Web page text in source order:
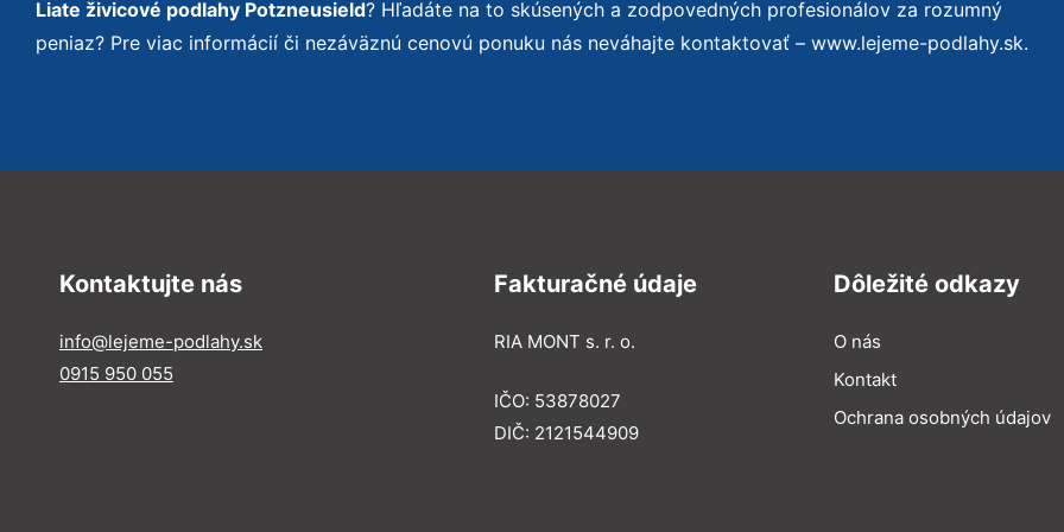
Liate živicové podlahy Potzneusield? Hľadáte na to skúsených a zodpovedných profesionálov za rozumný
peniaz? Pre viac informácií či nezáväznú cenovú ponuku nás neváhajte kontaktovať – www.lejeme-podlahy.sk.
Kontaktujte nás
info@lejeme-podlahy.sk
0915 950 055
Fakturačné údaje
RIA MONT s. r. o.
IČO: 53878027
DIČ: 2121544909
Dôležité odkazy
O nás
Kontakt
Ochrana osobných údajov